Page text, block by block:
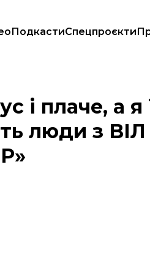
ПодкастиСпецпроєкти
люди з ВІЛ у самопроголошеній
і плаче, а
люди з ВІЛ